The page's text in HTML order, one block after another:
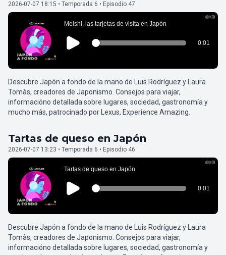
2026-07-07 18:15 • Temporada 6 • Episodio 47
Descubre Japón a fondo de la mano de Luis Rodríguez y Laura
Tomàs, creadores de Japonismo. Consejos para viajar,
informacióno detallada sobre lugares, sociedad, gastronomía y
mucho más, patrocinado por Lexus, Experience Amazing.
Tartas de queso en Japón
2026-07-07 13:23 • Temporada 6 • Episodio 46
Descubre Japón a fondo de la mano de Luis Rodríguez y Laura
Tomàs, creadores de Japonismo. Consejos para viajar,
informacióno detallada sobre lugares, sociedad, gastronomía y